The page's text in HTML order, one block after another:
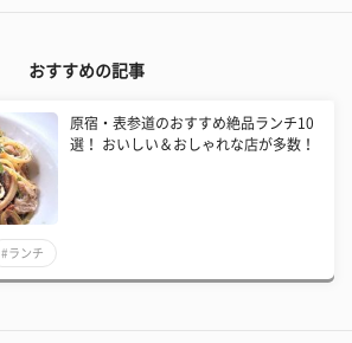
おすすめの記事
原宿・表参道のおすすめ絶品ランチ10
選！ おいしい＆おしゃれな店が多数！
#ランチ